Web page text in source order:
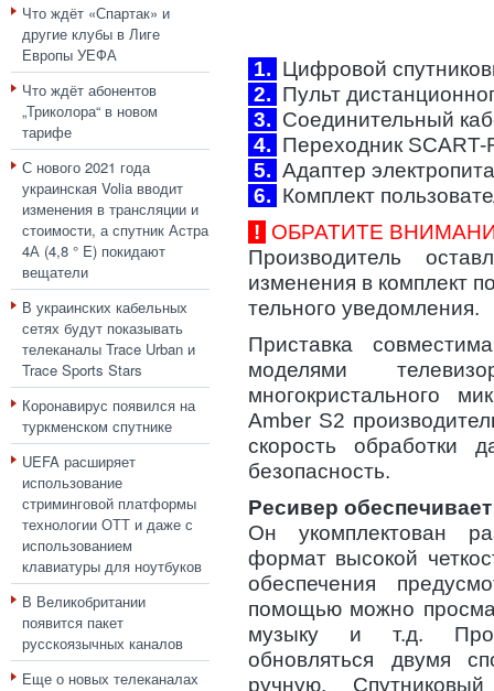
Что ждёт «Спартак» и
другие клубы в Лиге
Европы УЕФА
Что ждёт абонентов
„Триколора“ в новом
тарифе
С нового 2021 года
украинская Volia вводит
изменения в трансляции и
стоимости, а спутник Астра
4А (4,8 ° E) покидают
вещатели
В украинских кабельных
сетях будут показывать
телеканалы Trace Urban и
Trace Sports Stars
Коронавирус появился на
туркменском спутнике
UEFA расширяет
использование
стриминговой платформы
технологии ОТТ и даже с
использованием
клавиатуры для ноутбуков
В Великобритании
появится пакет
русскоязычных каналов
Еще о новых телеканалах
1. Цифровой
2. Пульт
3. Соединительный
4. Переходник SCART-
5. Адаптер
6. Комплект
! ОБРАТИТЕ
Производитель
изменения в комплект
тельного уведомления.
Приставка
моделями
многокристального
Amber S2
скорость обработки
безопасность.
Ресивер
Он укомплектован
формат высокой
обеспечения
помощью можно
музыку и т.д.
обновляться двумя
ручную.